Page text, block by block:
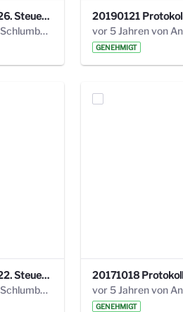
20190408 Protokoll 26. Steuerungskreis.pdf
vor 5 Jahren von Anni Schlumberger
GENEHMIGT
20180305 Protokoll 22. Steuerungskreis.pdf
vor 5 Jahren von Anni Schlumberger
GENEHMIGT